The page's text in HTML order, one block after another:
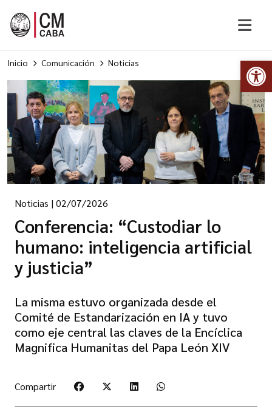
Inicio Comunicación Noticias
Noticias | 02/07/2026
Conferencia: “Custodiar lo
humano: inteligencia artificial
y justicia”
La misma estuvo organizada desde el
Comité de Estandarización en IA y tuvo
como eje central las claves de la Encíclica
Magnifica Humanitas del Papa León XIV
Compartir